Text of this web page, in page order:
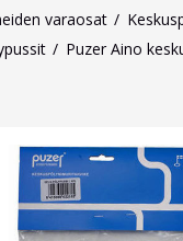
varaosat
Puzer Aino